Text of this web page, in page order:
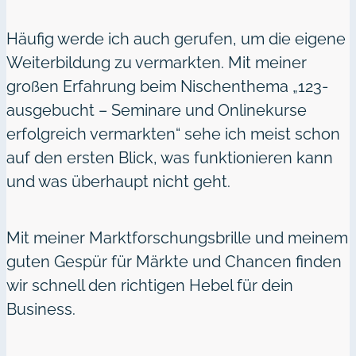
Häufig werde ich auch gerufen, um die eigene
Weiterbildung zu vermarkten. Mit meiner
großen Erfahrung beim Nischenthema „123-
ausgebucht – Seminare und Onlinekurse
erfolgreich vermarkten“ sehe ich meist schon
auf den ersten Blick, was funktionieren kann
und was überhaupt nicht geht.
Mit meiner Marktforschungsbrille und meinem
guten Gespür für Märkte und Chancen finden
wir schnell den richtigen Hebel für dein
Business.